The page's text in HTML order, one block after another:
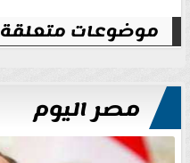
موضوعات متعلقة
مصر اليوم